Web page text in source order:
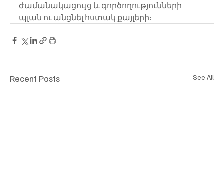
ժամանակացույց և գործողությունների
պլան ու անցնել հստակ քայլերի:
Recent Posts See All